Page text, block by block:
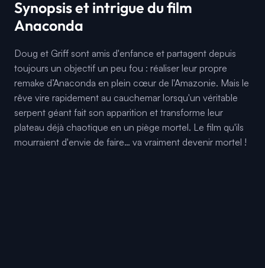
Synopsis et intrigue du film
Anaconda
Doug et Griff sont amis d'enfance et partagent depuis
toujours un objectif un peu fou : réaliser leur propre
remake d’Anaconda en plein cœur de l'Amazonie. Mais le
rêve vire rapidement au cauchemar lorsqu'un véritable
serpent géant fait son apparition et transforme leur
plateau déjà chaotique en un piège mortel. Le film qu'ils
mourraient d'envie de faire… va vraiment devenir mortel !